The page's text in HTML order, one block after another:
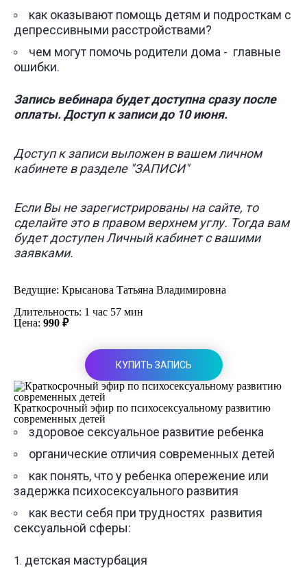
как оказывают помощь детям и подросткам с
депрессивными расстройствами?
чем могут помочь родители дома - главные
ошибки.
Запись вебинара будет доступна сразу после
оплаты. Доступ к записи до 10 июня.
Доступ к записи выложен в вашем личном
кабинете в разделе "ЗАПИСИ"
Если Вы не зарегистрированы на сайте, то
сделайте это в правом верхнем углу. Тогда вам
будет доступен Личный кабинет с вашими
заявками.
Ведущие: Крысанова Татьяна Владимировна
Длительность: 1 час 57 мин
Цена: 990 ₽
КУПИТЬ ЗАПИСЬ
Краткосрочный эфир по психосексуальному развитию
современных детей
здоровое сексуальное развитие ребенка
органические отличия современных детей
как понять, что у ребенка опережение или
задержка психосексуального развития
как вести себя при трудностях развития
сексуальной сферы:
детская мастурбация